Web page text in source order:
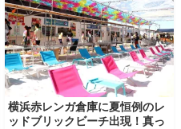
横浜赤レンガ倉庫に夏恒例のレ
ッドブリックビーチ出現！真っ